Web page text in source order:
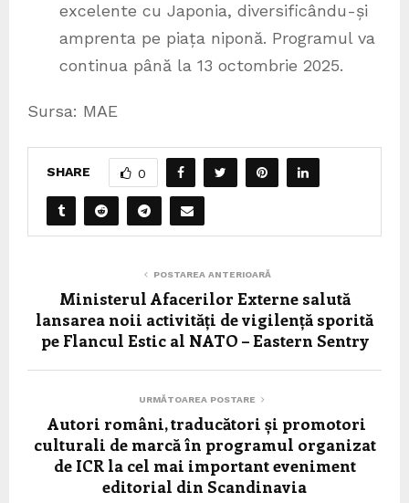
excelente cu Japonia, diversificându-și
amprenta pe piața niponă. Programul va
continua până la 13 octombrie 2025.
Sursa: MAE
SHARE 0
POSTAREA ANTERIOARĂ
Ministerul Afacerilor Externe salută
lansarea noii activități de vigilență sporită
pe Flancul Estic al NATO – Eastern Sentry
URMĂTOAREA POSTARE
Autori români, traducători și promotori
culturali de marcă în programul organizat
de ICR la cel mai important eveniment
editorial din Scandinavia